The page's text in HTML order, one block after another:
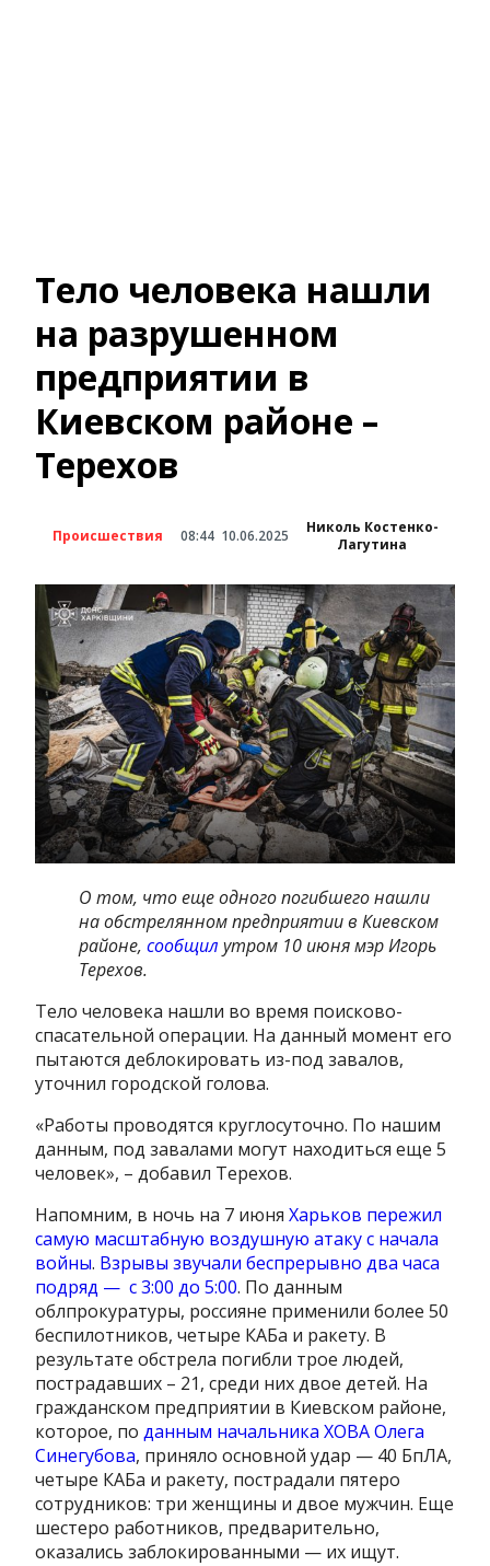
Тело человека нашли
на разрушенном
предприятии в
Киевском районе –
Терехов
Происшествия 08:44 10.06.2025
Николь Костенко-
Лагутина
О том, что еще одного погибшего нашли
на обстрелянном предприятии в Киевском
районе,сообщил утром 10 июня мэр Игорь
Терехов.
Тело человека нашли во время поисково-
спасательной операции. На данный момент его
пытаются деблокировать из-под завалов,
уточнил городской голова.
«Работы проводятся круглосуточно. По нашим
данным, под завалами могут находиться еще 5
человек», – добавил Терехов.
Напомним, в ночь на 7 июняХарьков пережил
самую масштабную воздушную атаку с начала
войны. Взрывы звучали беспрерывно два часа
подряд — с 3:00 до 5:00. По данным
облпрокуратуры, россияне применили более 50
беспилотников, четыре КАБа и ракету. В
результате обстрела погибли трое людей,
пострадавших – 21, среди них двое детей. На
гражданском предприятии в Киевском районе,
которое, поданным начальника ХОВА Олега
Синегубова, приняло основной удар — 40 БпЛА,
четыре КАБа и ракету, пострадали пятеро
сотрудников: три женщины и двое мужчин. Еще
шестеро работников, предварительно,
оказались заблокированными — их ищут.